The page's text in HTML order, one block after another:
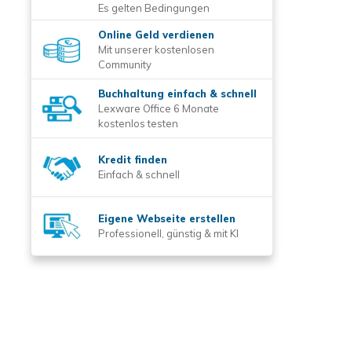
Es gelten Bedingungen
Online Geld verdienen
Mit unserer kostenlosen
Community
Buchhaltung einfach & schnell
Lexware Office 6 Monate
kostenlos testen
Kredit finden
Einfach & schnell
Eigene Webseite erstellen
Professionell, günstig & mit KI